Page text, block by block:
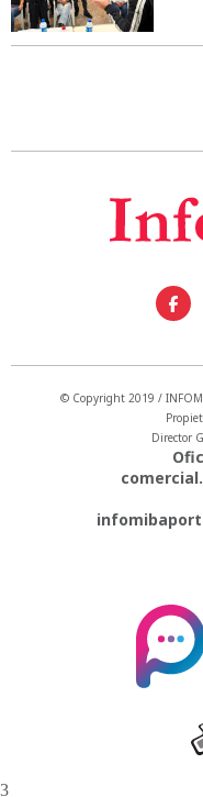
© Copyright 2019 /
Director
3